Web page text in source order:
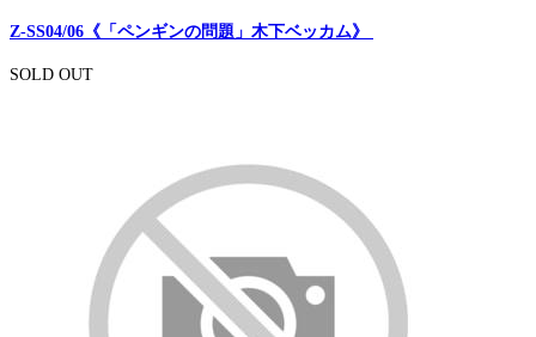
Z-SS04/06《「ペンギンの問題」木下ベッカム》
SOLD OUT